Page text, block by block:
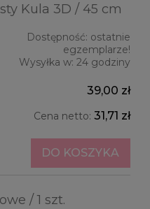
Kula 3D / 45 cm
Dostępność: ostatnie
egzemplarze!
Wysyłka w: 24 godziny
39,00 zł
Cena netto: 31,71 zł
DO KOSZYKA
/ 1 szt.